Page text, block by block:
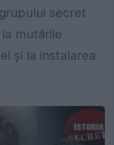
secret
mutările
și la instalarea